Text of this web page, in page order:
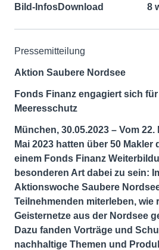
Bild-InfosDownload 8
Pressemitteilung
Aktion Saubere Nordsee
Fonds Finanz engagiert sich
Meeresschutz
München, 30.05.2023 – Vom
Mai 2023 hatten über 50 Makler
einem Fonds Finanz
besonderen Art dabei zu sein:
Aktionswoche Saubere
Teilnehmenden miterleben, wie
Geisternetze aus der Nordsee
Dazu fanden Vorträge und
nachhaltige Themen und